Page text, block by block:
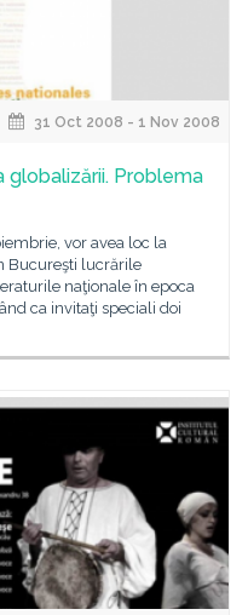
31 Oct 2008 - 1 Nov 2008
globalizării. Problema
vor avea loc la
Bucureşti lucrările
naţionale în epoca
ca invitaţi speciali doi